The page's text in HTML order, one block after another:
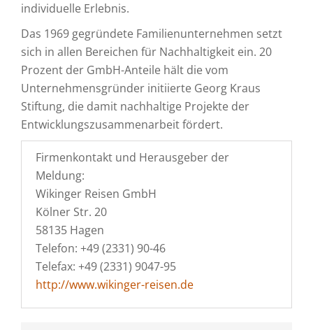
individuelle Erlebnis.
Das 1969 gegründete Familienunternehmen setzt
sich in allen Bereichen für Nachhaltigkeit ein. 20
Prozent der GmbH-Anteile hält die vom
Unternehmensgründer initiierte Georg Kraus
Stiftung, die damit nachhaltige Projekte der
Entwicklungszusammenarbeit fördert.
Firmenkontakt und Herausgeber der
Meldung:
Wikinger Reisen GmbH
Kölner Str. 20
58135 Hagen
Telefon: +49 (2331) 90-46
Telefax: +49 (2331) 9047-95
http://www.wikinger-reisen.de